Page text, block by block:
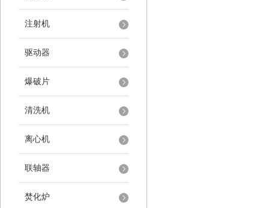
注射机
驱动器
爆破片
清洗机
离心机
联轴器
焚化炉